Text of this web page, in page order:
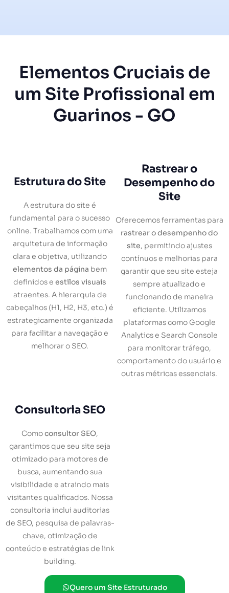
Elementos Cruciais de
um Site Profissional em
Guarinos - GO
Estrutura do Site
A estrutura do site é
fundamental para o sucesso
online. Trabalhamos com uma
arquitetura de informação
clara e objetiva, utilizando
elementos da página bem
definidos e estilos visuais
atraentes. A hierarquia de
cabeçalhos (H1, H2, H3, etc.) é
estrategicamente organizada
para facilitar a navegação e
melhorar o SEO.
Rastrear o
Desempenho do
Site
Oferecemos ferramentas para
rastrear o desempenho do
site, permitindo ajustes
contínuos e melhorias para
garantir que seu site esteja
sempre atualizado e
funcionando de maneira
eficiente. Utilizamos
plataformas como Google
Analytics e Search Console
para monitorar tráfego,
comportamento do usuário e
outras métricas essenciais.
Consultoria SEO
Comoconsultor SEO,
garantimos que seu site seja
otimizado para motores de
busca, aumentando sua
visibilidade e atraindo mais
visitantes qualificados. Nossa
consultoria inclui auditorias
de SEO, pesquisa de palavras-
chave, otimização de
conteúdo e estratégias de link
building.
Quero um Site Estruturado